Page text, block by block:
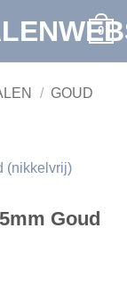
0
/ GOUD
Goud